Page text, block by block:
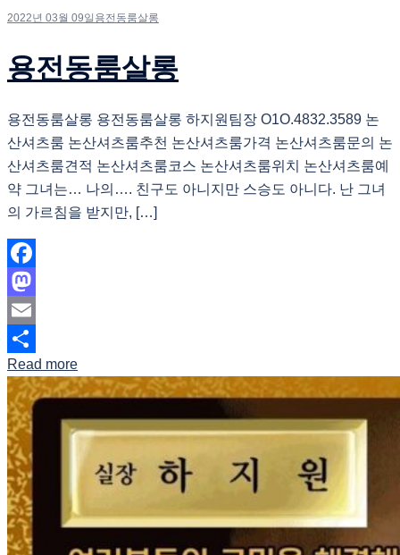
2022년 03월 09일 용전동룸살롱
용전동룸살롱
용전동룸살롱 용전동룸살롱 하지원팀장 O1O.4832.3589 논
산셔츠룸 논산셔츠룸추천 논산셔츠룸가격 논산셔츠룸문의 논
산셔츠룸견적 논산셔츠룸코스 논산셔츠룸위치 논산셔츠룸예
약 그녀는… 나의…. 친구도 아니지만 스승도 아니다. 난 그녀
의 가르침을 받지만, […]
Facebook
Mastodon
Email
Share
Read more